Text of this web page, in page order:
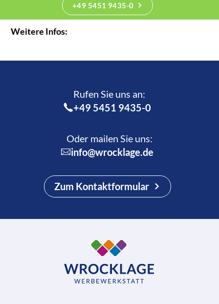
+49 5451 9435-0
Weitere Infos:
Rufen Sie uns an:­
+49 5451 9435-0
Oder mailen Sie uns:
info@wrocklage.de
Zum Kontaktformular